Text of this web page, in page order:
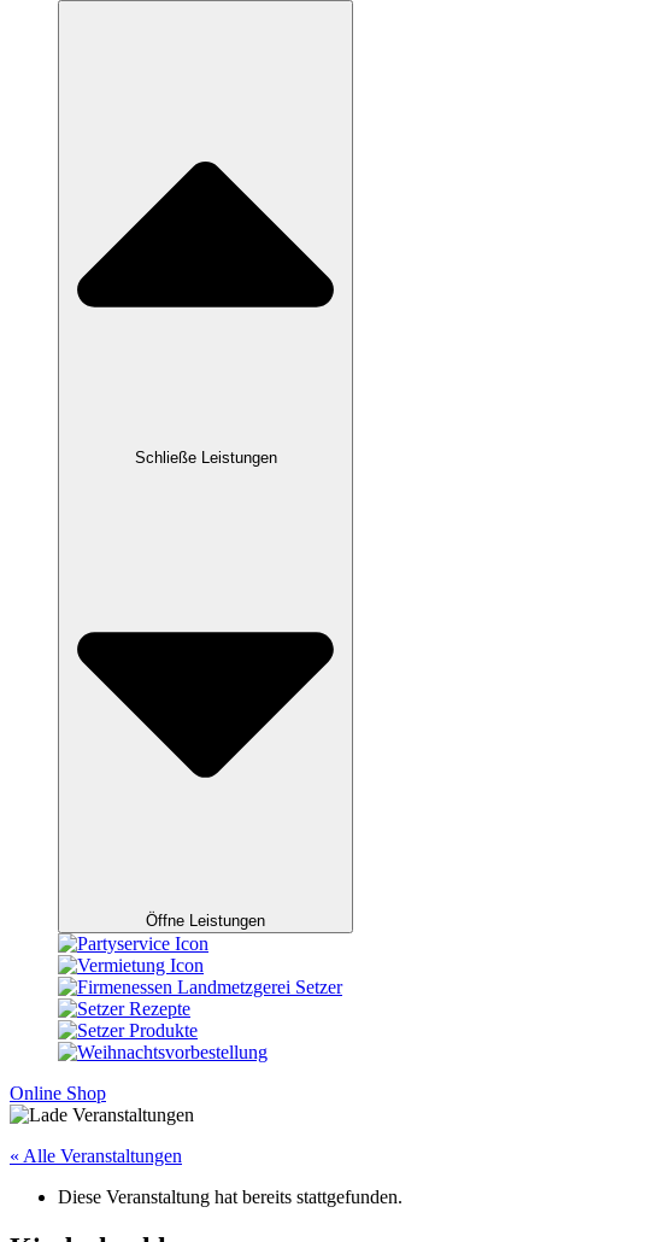
Schließe Leistungen
Öffne Leistungen
Online Shop
« Alle Veranstaltungen
Diese Veranstaltung hat bereits stattgefunden.